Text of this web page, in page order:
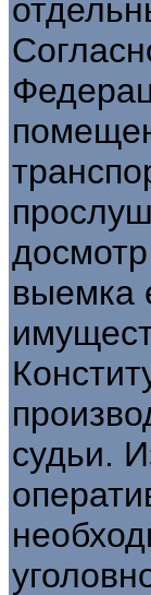
выемка
судьи.